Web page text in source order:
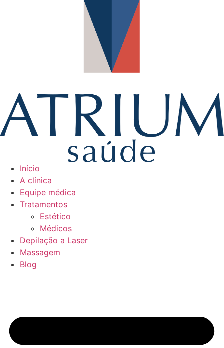
Início
A clínica
Equipe médica
Tratamentos
Estético
Médicos
Depilação a Laser
Massagem
Blog